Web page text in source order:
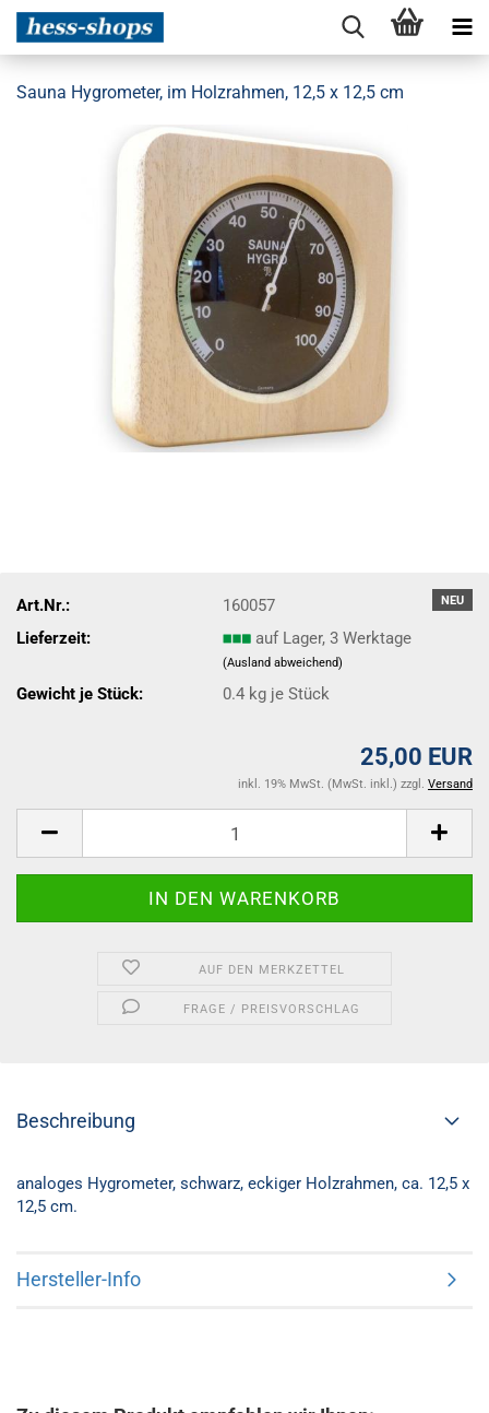
Sauna Hygrometer, im Holzrahmen, 12,5 x 12,5 cm
NEU
Art.Nr.:
160057
Lieferzeit:
auf Lager, 3 Werktage
(Ausland abweichend)
Gewicht je Stück: 0.4 kg je Stück
25,00 EUR
inkl. 19% MwSt. (MwSt. inkl.) zzgl. Versand
AUF DEN MERKZETTEL
FRAGE / PREISVORSCHLAG
Beschreibung
analoges Hygrometer, schwarz, eckiger Holzrahmen, ca. 12,5 x
12,5 cm.
Hersteller-Info